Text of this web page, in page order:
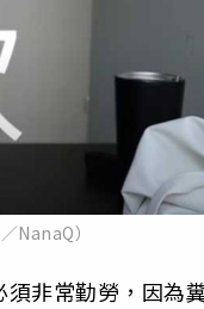
NanaQ）
非常勤勞，因為